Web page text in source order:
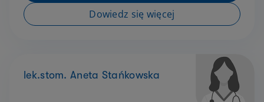
Dowiedz się więcej
lek.stom. Aneta Stańkowska